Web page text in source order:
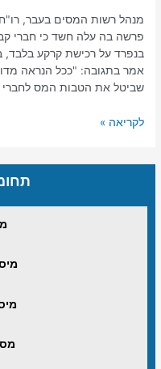
מנהל רשות המסים בעבר, רו"ח
בנפרד על רכישת קרקע
אמר בתגובה: "ככל הנראה
שביטל את הטבות המס לחברי
לקריאה »